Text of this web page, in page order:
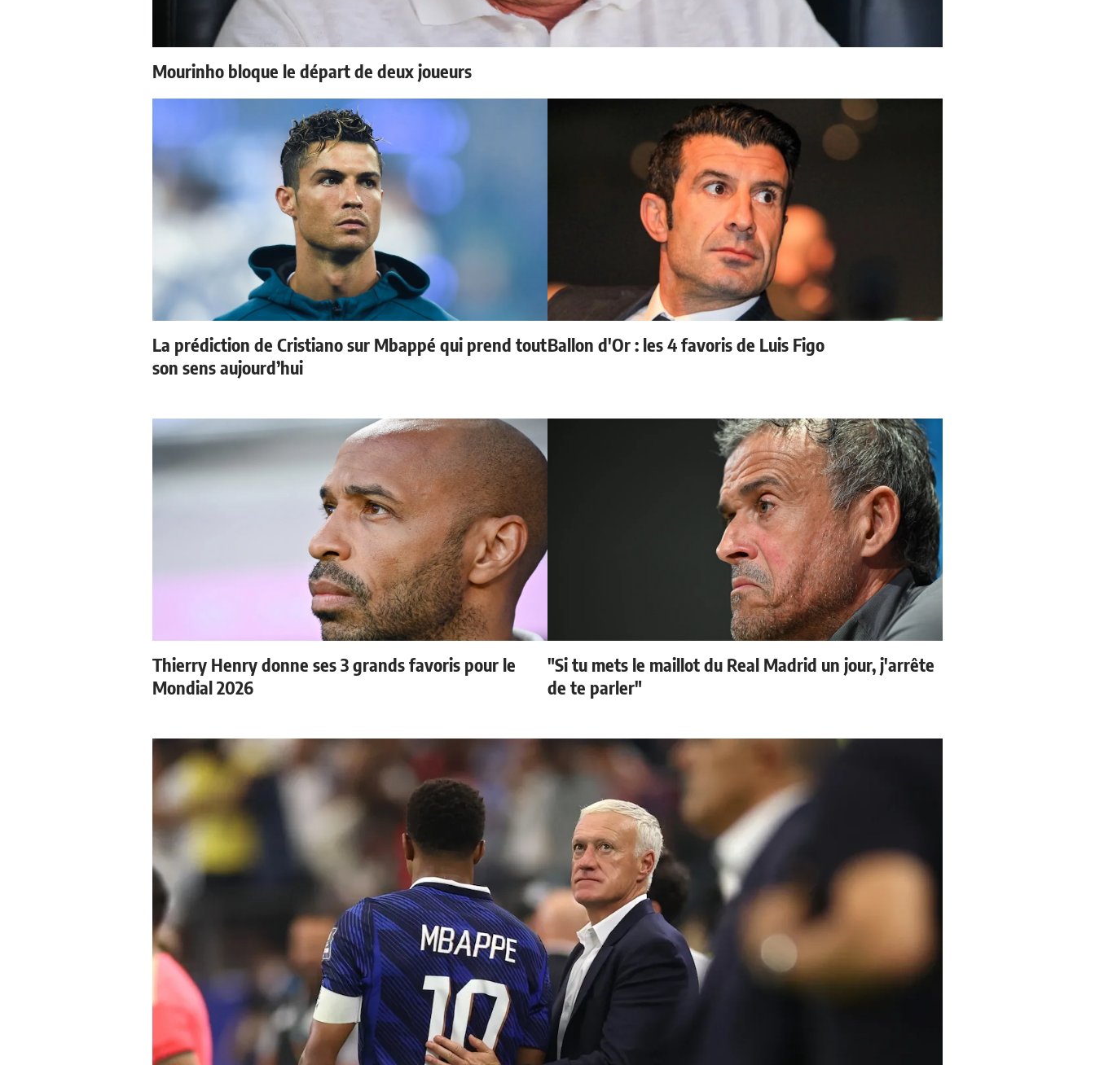
Mourinho bloque le départ de deux joueurs
La prédiction de Cristiano sur Mbappé qui prend tout
son sens aujourd’hui
Ballon d'Or : les 4 favoris de Luis Figo
Thierry Henry donne ses 3 grands favoris pour le
Mondial 2026
"Si tu mets le maillot du Real Madrid un jour, j'arrête
de te parler"